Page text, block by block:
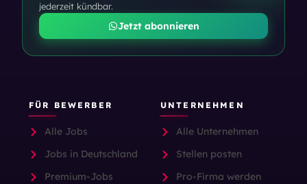
jederzeit kündbar.
Jetzt abonnieren
FÜR BEWERBER
Alle Jobs
Jobs in Deutschland
Premium-Jobs
UNTERNEHMEN
Alle Unternehmen
Stellen posten
Pro-Firma werden